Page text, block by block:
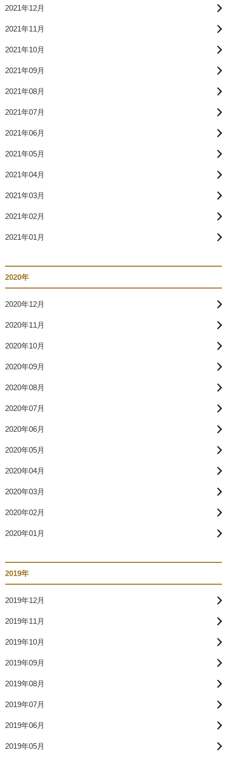
2021年12月
2021年11月
2021年10月
2021年09月
2021年08月
2021年07月
2021年06月
2021年05月
2021年04月
2021年03月
2021年02月
2021年01月
2020年
2020年12月
2020年11月
2020年10月
2020年09月
2020年08月
2020年07月
2020年06月
2020年05月
2020年04月
2020年03月
2020年02月
2020年01月
2019年
2019年12月
2019年11月
2019年10月
2019年09月
2019年08月
2019年07月
2019年06月
2019年05月